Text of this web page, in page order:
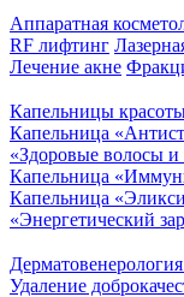
Аппаратная
RF лифтинг
Лечение акне
Капельницы
Капельница
«Здоровые волосы и
Капельница
Капельница
«Энергетический
Дерматовенерология
Удаление